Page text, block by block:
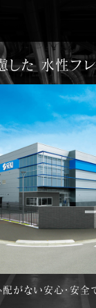
した 水性フ
がない安心・安全